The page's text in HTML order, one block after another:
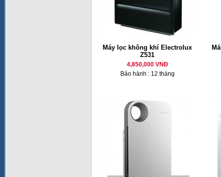
Máy lọc không khí Electrolux
Z531
4,850,000 VNĐ
Bảo hành : 12 tháng